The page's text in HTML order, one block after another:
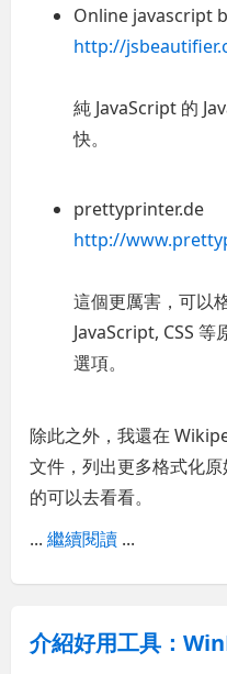
Online javascript
http://
純 JavaScript 的
快。
prettyprinter.de
http://
這個更厲害，可以
JavaScript, CSS
選項。
除此之外，我還在
文件，列出更多格式化
的可以去看看。
...繼續閱讀 ...
介紹好用工具：